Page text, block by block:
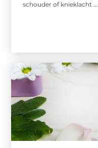
schouder of knieklacht ...